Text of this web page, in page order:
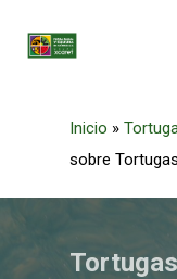
Inicio »
sobre